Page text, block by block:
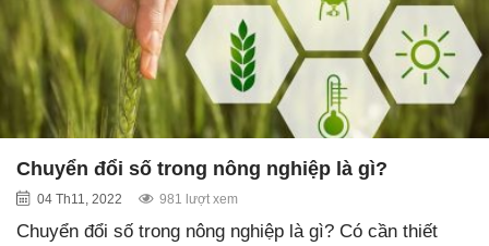
Chuyển đổi số trong nông nghiệp là gì?
04 Th11, 2022 981 lượt xem
Chuyển đổi số trong nông nghiệp là gì? Có cần thiết